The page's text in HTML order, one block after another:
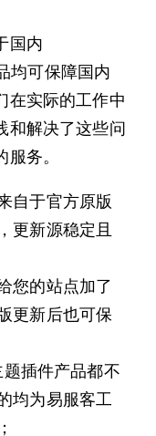
国内
均可保障国内
在实际的工作中
和解决了这些问
务。
自于官方原版
更新源稳定且
您的站点加了
更新后也可保
插件产品都不
均为易服客工